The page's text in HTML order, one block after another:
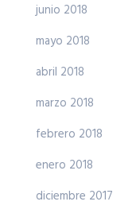
junio 2018
mayo 2018
abril 2018
marzo 2018
febrero 2018
enero 2018
diciembre 2017